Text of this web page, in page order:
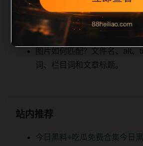
关、图片本地化的方式持续补
如何继续浏览？可返回栏目页
进入 sitemap。
图片如何匹配？文件名、alt、
词、栏目词和文章标题。
站内推荐
今日黑料+吃瓜免费合集今日